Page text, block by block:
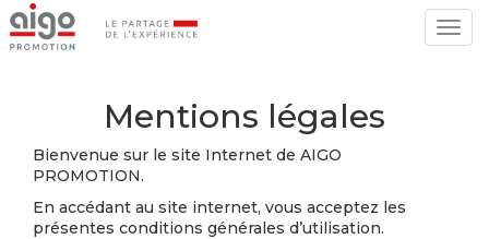
Mentions légales
Bienvenue sur le site Internet de AIGO
PROMOTION.
En accédant au site internet, vous acceptez les
présentes conditions générales d’utilisation.